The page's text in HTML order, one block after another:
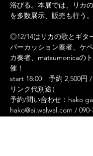
浴びる。本展では、リカ
◎12/14はリカの歌とギタ
パーカッション奏者、ケ
カ奏者、matsumonicaの
催！
start 18:00　予約 2,500円
リンク代別途）
予約/問い合わせ：hako